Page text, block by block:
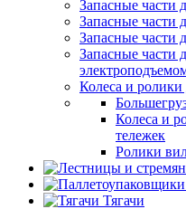
Запасные части
Запасные части
Запасные части
Запасные части
Колеса и ролики
Колеса и
тележек
Ролики
Тягачи